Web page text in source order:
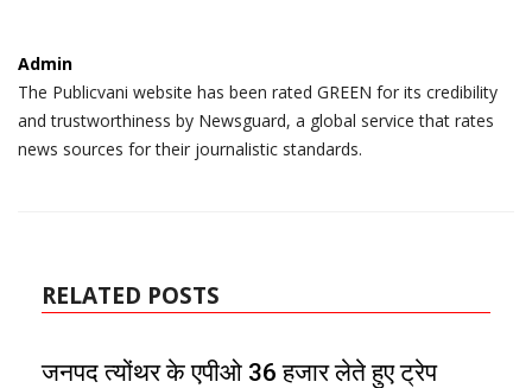
Admin
The Publicvani website has been rated GREEN for its credibility
and trustworthiness by Newsguard, a global service that rates
news sources for their journalistic standards.
RELATED POSTS
जनपद त्योंथर के एपीओ 36 हजार लेते हुए ट्रेप